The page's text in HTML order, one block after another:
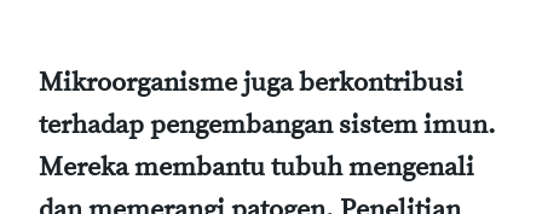
Mikroorganisme juga berkontribusi
terhadap pengembangan sistem imun.
Mereka membantu tubuh mengenali